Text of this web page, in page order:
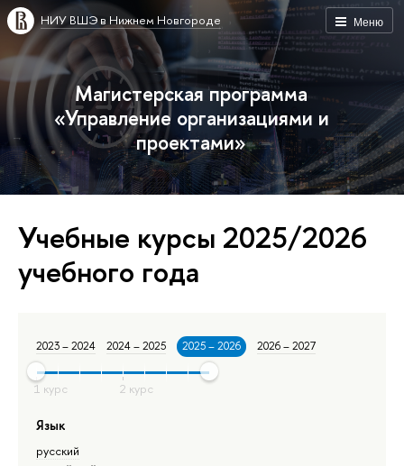
Меню
НИУ ВШЭ в Нижнем Новгороде
Магистерская программа
«Управление организациями и
проектами»
Учебные курсы 2025/2026
учебного года
2023 – 2024 2024 – 2025 2025 – 2026 2026 – 2027
Язык
русский